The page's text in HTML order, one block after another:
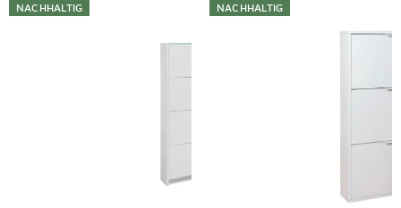
NACHHALTIG NACHHALTIG